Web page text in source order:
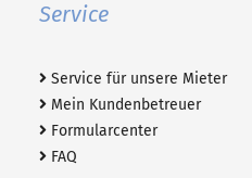
Service
Service für unsere Mieter
Mein Kundenbetreuer
Formularcenter
FAQ